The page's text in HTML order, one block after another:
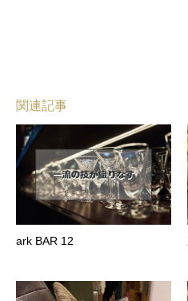
関連記事
ark BAR 12